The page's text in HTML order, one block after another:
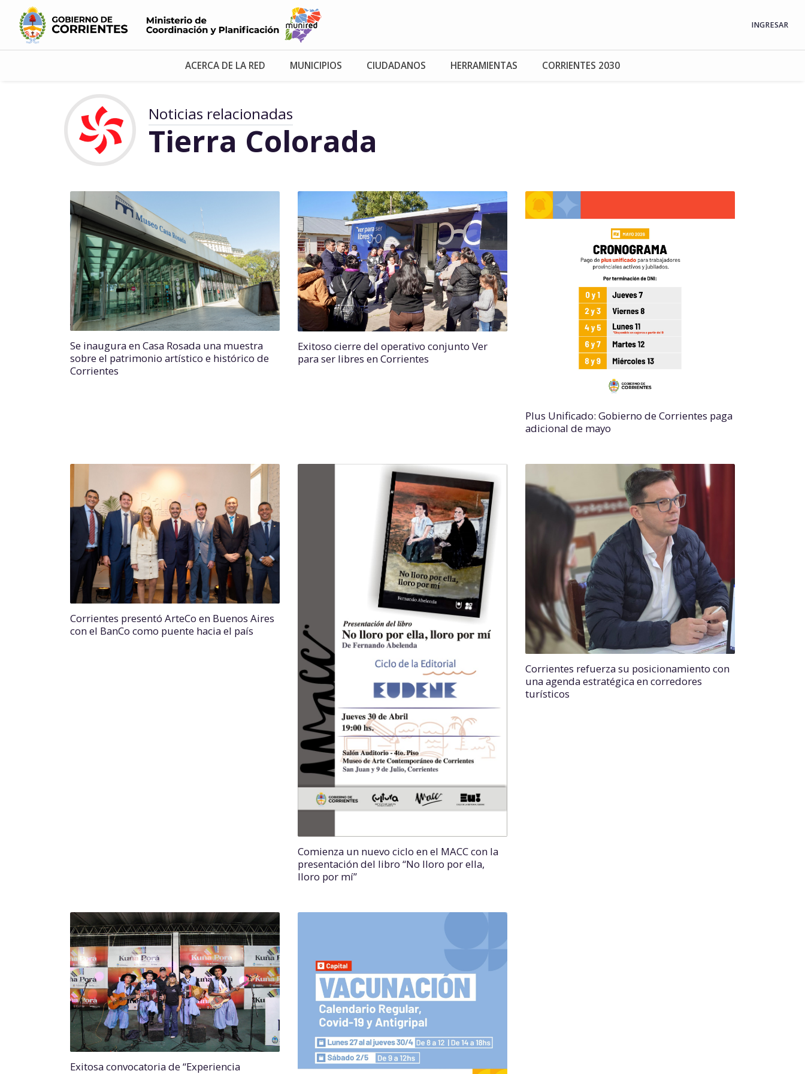
INGRESAR
ACERCA DE LA RED MUNICIPIOS CIUDADANOS HERRAMIENTAS CORRIENTES 2030
Noticias relacionadas
Tierra Colorada
Se inaugura en Casa Rosada una muestra
sobre el patrimonio artístico e histórico de
Corrientes
Exitoso cierre del operativo conjunto Ver
para ser libres en Corrientes
Plus Unificado: Gobierno de Corrientes paga
adicional de mayo
Corrientes presentó ArteCo en Buenos Aires
con el BanCo como puente hacia el país
Comienza un nuevo ciclo en el MACC con la
presentación del libro “No lloro por ella,
lloro por mí”
Corrientes refuerza su posicionamiento con
una agenda estratégica en corredores
turísticos
Exitosa convocatoria de “Experiencia